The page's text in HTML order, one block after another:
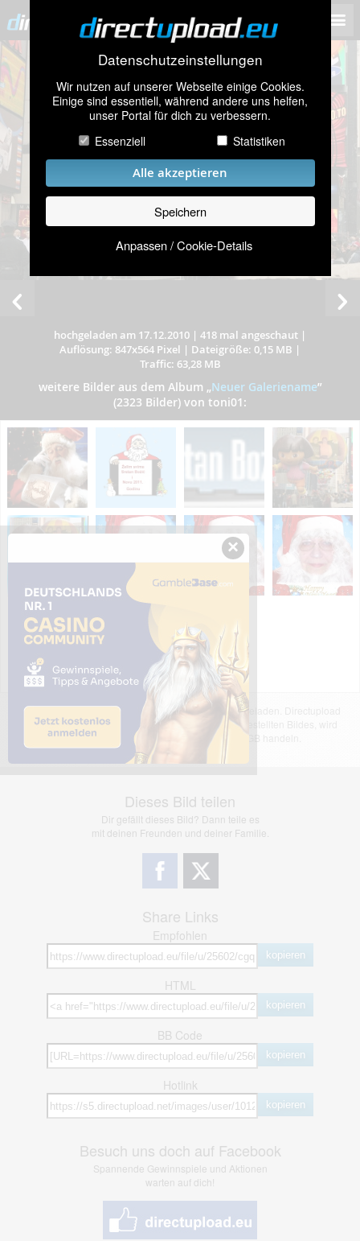
Datenschutzeinstellungen
Wir nutzen auf unserer Webseite einige Cookies.
Einige sind essentiell, während andere uns helfen,
unser Portal für dich zu verbessern.
Essenziell
Statistiken
Alle akzeptieren
Speichern
Anpassen / Cookie-Details
hochgeladen am 17.12.2010 | 418 mal angeschaut |
Auflösung: 847x564 Pixel | Dateigröße: 0,15 MB |
Traffic: 63,28 MB
weitere Bilder aus dem Album „Neuer Galeriename”
(2323 Bilder) von toni01:
Das dargestellte Bild wurde von einem Nutzer hochgeladen. Directupload
übernimmt keinerlei Haftung für den Inhalt des dargestellten Bildes, wird
jedoch bei Verstößen nach §2(3) unserer AGB handeln.
Dieses Bild teilen
Dir gefällt dieses Bild? Dann teile es
mit deinen Freunden und deiner Familie.
Share Links
Empfohlen
kopieren
HTML
kopieren
BB Code
kopieren
Hotlink
kopieren
Besuch uns doch auf Facebook
Spannende Gewinnspiele und Aktionen
warten auf dich!
×